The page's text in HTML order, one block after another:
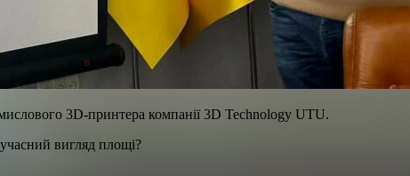
3D-принтера компанії 3D Technology UTU.
вигляд площі?